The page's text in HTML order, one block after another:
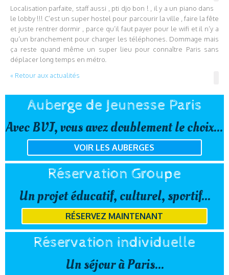
Localisation parfaite, staff aussi , pti djo bon ! , il y a un piano dans
le lobby !!! C’est un super hostel pour parcourir la ville , faire la fête
et juste rentrer dormir , parce qu’il faut payer pour le wifi et il n’y a
qu’un branchement pour charger les téléphones. Dommage mais
ça reste quand même un super lieu pour connaître Paris sans
déplacer long temps en métro.
« Retour aux actualités
Auberge de Jeunesse Paris
Avec BVJ, vous avez doublement le choix...
VOIR LES AUBERGES
Réservation Groupe
Un projet éducatif, culturel, sportif...
RÉSERVEZ MAINTENANT
Réservation individuelle
Un séjour à Paris...